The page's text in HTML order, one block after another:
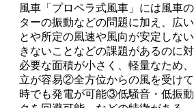
風車「プロペラ式風車」には風車
ターの振動などの問題に加え、広
とや所定の風速や風向が安定しな
きないことなどの課題があるのに
必要な面積が小さく、軽量なため
立が容易②全方位からの風を受け
時でも発電が可能③低騒音・低振